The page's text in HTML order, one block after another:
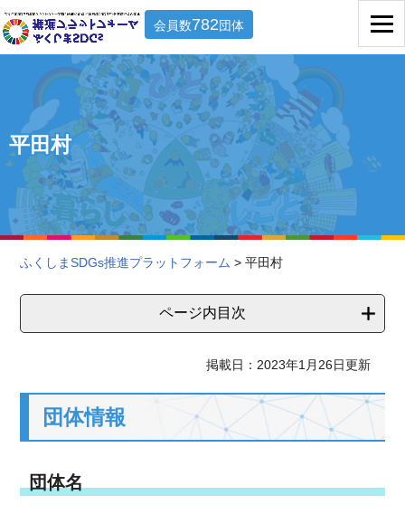
会員数782団体
平田村
ふくしまSDGs推進プラットフォーム > 平田村
ページ内目次
掲載日：2023年1月26日更新
団体情報
団体名